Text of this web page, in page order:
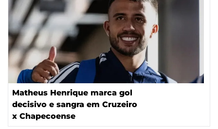
Matheus Henrique marca gol
decisivo e sangra em Cruzeiro
x Chapecoense